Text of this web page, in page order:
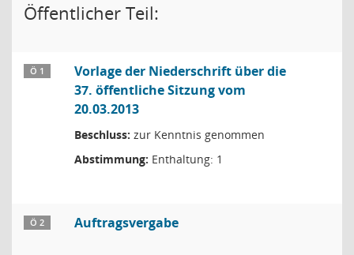
Öffentlicher Teil:
Ö 1
Vorlage der Niederschrift über die
37. öffentliche Sitzung vom
20.03.2013
Beschluss: zur Kenntnis genommen
Abstimmung: Enthaltung: 1
Ö 2 Auftragsvergabe